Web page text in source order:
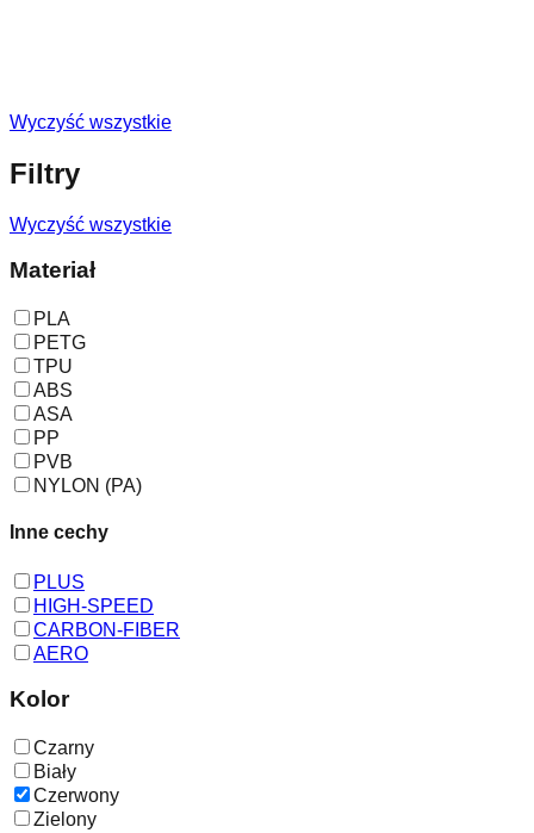
Wyczyść wszystkie
Filtry
Wyczyść wszystkie
Materiał
PLA
PETG
TPU
ABS
ASA
PP
PVB
NYLON (PA)
Inne cechy
PLUS
HIGH-SPEED
CARBON-FIBER
AERO
Kolor
Czarny
Biały
Czerwony
Zielony